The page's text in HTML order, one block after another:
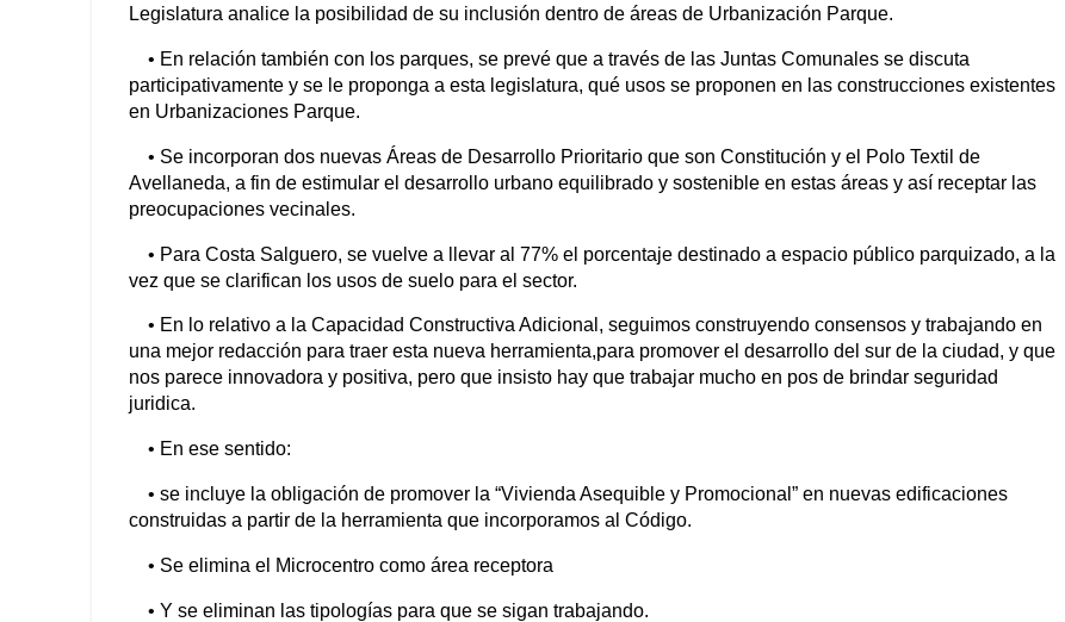
Legislatura analice la posibilidad de su inclusión dentro de áreas de Urbanización Parque.
• En relación también con los parques, se prevé que a través de las Juntas Comunales se discuta
participativamente y se le proponga a esta legislatura, qué usos se proponen en las construcciones existentes
en Urbanizaciones Parque.
• Se incorporan dos nuevas Áreas de Desarrollo Prioritario que son Constitución y el Polo Textil de
Avellaneda, a fin de estimular el desarrollo urbano equilibrado y sostenible en estas áreas y así receptar las
preocupaciones vecinales.
• Para Costa Salguero, se vuelve a llevar al 77% el porcentaje destinado a espacio público parquizado, a la
vez que se clarifican los usos de suelo para el sector.
• En lo relativo a la Capacidad Constructiva Adicional, seguimos construyendo consensos y trabajando en
una mejor redacción para traer esta nueva herramienta,para promover el desarrollo del sur de la ciudad, y que
nos parece innovadora y positiva, pero que insisto hay que trabajar mucho en pos de brindar seguridad
juridica.
• En ese sentido:
• se incluye la obligación de promover la “Vivienda Asequible y Promocional” en nuevas edificaciones
construidas a partir de la herramienta que incorporamos al Código.
• Se elimina el Microcentro como área receptora
• Y se eliminan las tipologías para que se sigan trabajando.